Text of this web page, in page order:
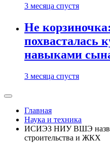
3 месяца спустя
Не
похвасталась
навыками
3 месяца спустя
Главная
Наука и техника
ИСИЭЗ НИУ ВШЭ
строительства и ЖКХ